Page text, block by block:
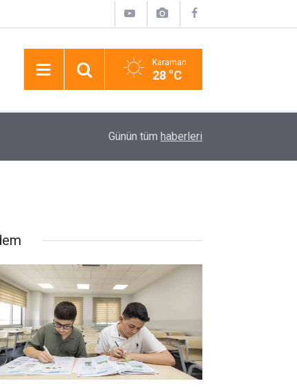
Karaman
28 °C
Mersin’de Özel Bireyler Açık Havada Sinema
Günün tüm haberleri